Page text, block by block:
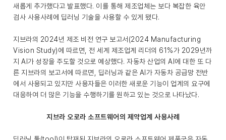
새롭게 추가했다고 발표했다. 이를 통해 제조업체는 보다 복잡한 육안
검사 사용사례에 딥러닝 기술을 사용할 수 있게 됐다.
지브라의 2024년 제조 비전 연구 보고서(2024 Manufacturing
Vision Study)에 따르면, 전 세계 제조업계 리더의 61%가 2029년까
지 AI가 성장을 주도할 것으로 예상했다. 자동차 산업의 AI에 대한 또 다
른 지브라의 보고서에 따르면, 딥러닝과 같은 AI가 자동차 공급망 전반
에서 사용되고 있지만 사용자들은 이러한 새로운 기능이 업계의 요구에
대응하여 더 많은 기능을 수행하기를 원하고 있는 것으로 나타났다.
지브라 오로라 소프트웨어의 제약업계 사용사례